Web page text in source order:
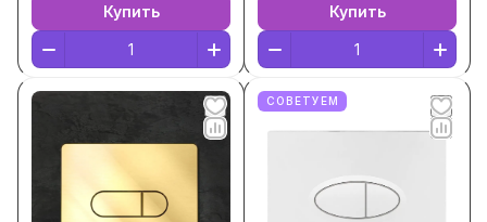
Купить Купить
СОВЕТУЕМ